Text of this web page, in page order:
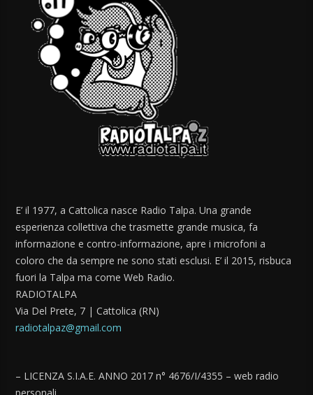
E’ il 1977, a Cattolica nasce Radio Talpa. Una grande
esperienza collettiva che trasmette grande musica, fa
informazione e contro-informazione, apre i microfoni a
coloro che da sempre ne sono stati esclusi. E’ il 2015, risbuca
fuori la Talpa ma come Web Radio.
RADIOTALPA
Via Del Prete, 7 | Cattolica (RN)
radiotalpaz@gmail.com
– LICENZA S.I.A.E. ANNO 2017 n° 4676/I/4355 – web radio